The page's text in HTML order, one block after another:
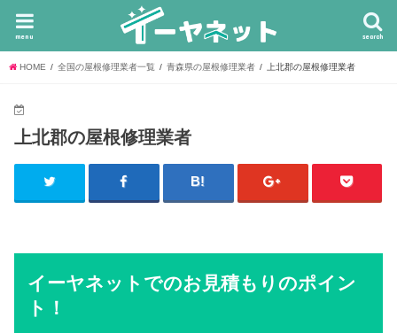
search
menu
HOME 全国の屋根修理業者一覧 青森県の屋根修理業者 上北郡の屋根修理業者
上北郡の屋根修理業者
イーヤネットでのお見積もりのポイン
ト！